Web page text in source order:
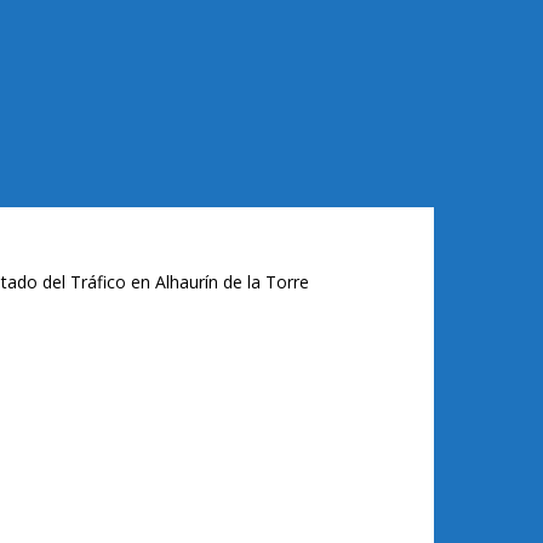
del Tráfico en Alhaurín de la Torre